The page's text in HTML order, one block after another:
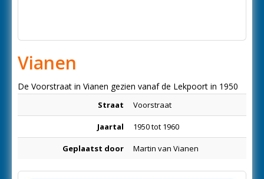
Vianen
De Voorstraat in Vianen gezien vanaf de Lekpoort in 1950
Straat Voorstraat
Jaartal 1950 tot 1960
Geplaatst door Martin van Vianen